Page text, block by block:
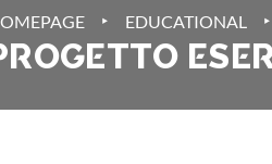
‣ EDUCATIONAL ‣